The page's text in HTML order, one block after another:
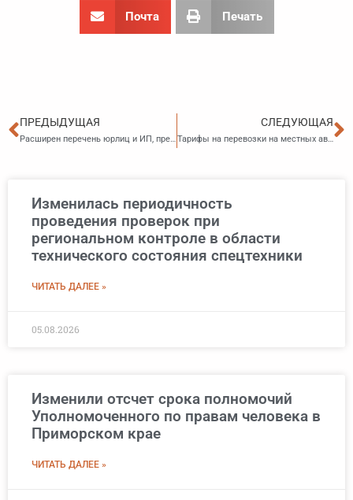
Почта Печать
Пред
ПРЕДЫДУЩАЯ
Расширен перечень юрлиц и ИП, предоставляющих населению льготы по оплате спортивных услуг, которые смогут получить субсидии
СЛЕДУЮЩАЯ
Тарифы на перевозки на местных авиалиниях с января 2026 года
Изменилась периодичность
проведения проверок при
региональном контроле в области
технического состояния спецтехники
ЧИТАТЬ ДАЛЕЕ »
05.08.2026
Изменили отсчет срока полномочий
Уполномоченного по правам человека в
Приморском крае
ЧИТАТЬ ДАЛЕЕ »